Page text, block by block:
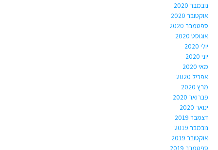
נובמבר 2020
אוקטובר 2020
ספטמבר 2020
אוגוסט 2020
יולי 2020
יוני 2020
מאי 2020
אפריל 2020
מרץ 2020
פברואר 2020
ינואר 2020
דצמבר 2019
נובמבר 2019
אוקטובר 2019
ספטמבר 2019